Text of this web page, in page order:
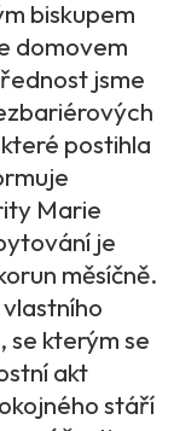
biskupem
domovem
jsme
postihla
Marie
je
měsíčně.
se kterým se
akt
stáří